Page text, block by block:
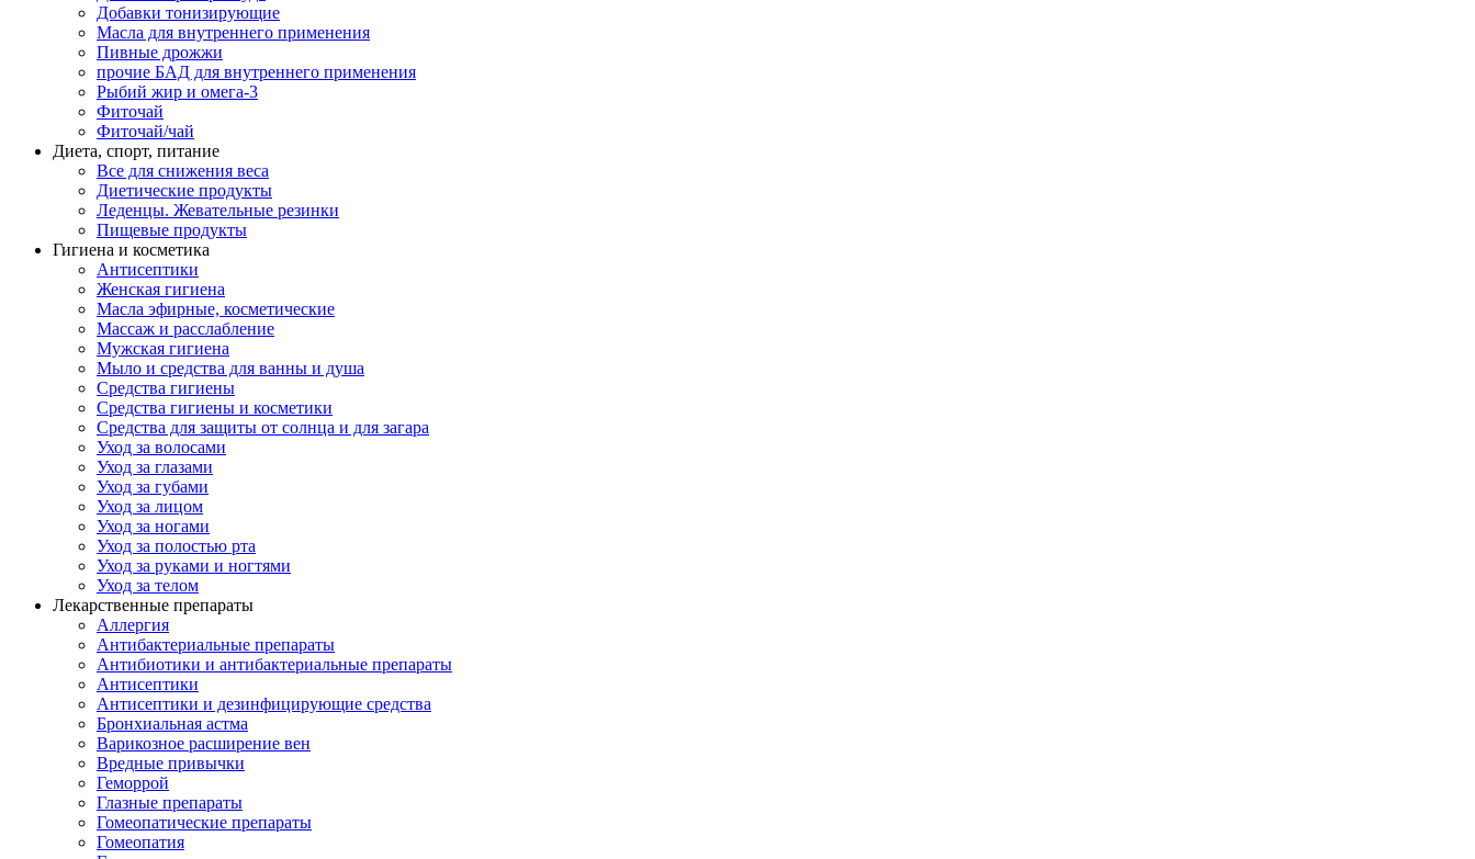
Добавки тонизирующие
Масла для внутреннего применения
Пивные дрожжи
прочие БАД для внутреннего применения
Рыбий жир и омега-3
Фиточай
Фиточай/чай
Диета, спорт, питание
Все для снижения веса
Диетические продукты
Леденцы. Жевательные резинки
Пищевые продукты
Гигиена и косметика
Антисептики
Женская гигиена
Масла эфирные, косметические
Массаж и расслабление
Мужская гигиена
Мыло и средства для ванны и душа
Средства гигиены
Средства гигиены и косметики
Средства для защиты от солнца и для загара
Уход за волосами
Уход за глазами
Уход за губами
Уход за лицом
Уход за ногами
Уход за полостью рта
Уход за руками и ногтями
Уход за телом
Лекарственные препараты
Аллергия
Антибактериальные препараты
Антибиотики и антибактериальные препараты
Антисептики
Антисептики и дезинфицирующие средства
Бронхиальная астма
Варикозное расширение вен
Вредные привычки
Геморрой
Глазные препараты
Гомеопатические препараты
Гомеопатия